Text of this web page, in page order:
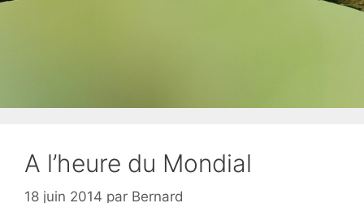
A l’heure du Mondial
18 juin 2014 par Bernard